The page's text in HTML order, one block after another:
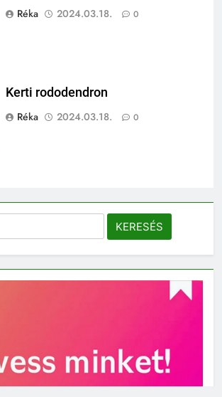
Réka
2024.03.18. 0
Kerti rododendron
Réka
2024.03.18. 0